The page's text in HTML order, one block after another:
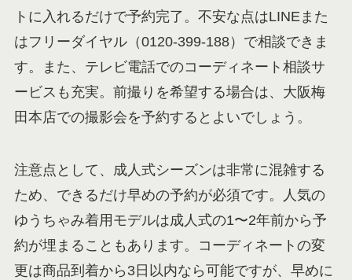
トに入れるだけで予約完了。不安な点はLINEまた
はフリーダイヤル（0120-399-188）で相談できま
す。また、テレビ電話でのコーディネート相談サ
ービスも充実。前撮りを希望する場合は、大阪梅
田本店での撮影会を予約するとよいでしょう。
注意点として、成人式シーズンは非常に混雑する
ため、できるだけ早めの予約が必須です。人気の
ゆうちゃみ着用モデルは成人式の1〜2年前から予
約が埋まることもあります。コーディネートの変
更は商品到着から3日以内なら可能ですが、早めに